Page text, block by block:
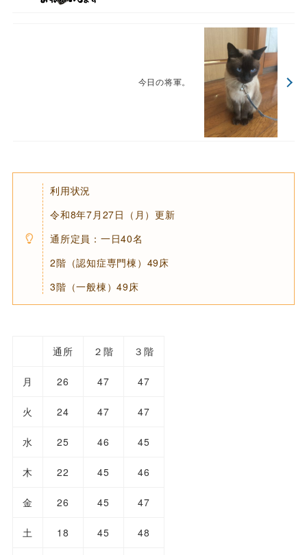
今日の将軍。
利用状況
令和8年7月27日（月）更新
通所定員：一日40名
2階（認知症専門棟）49床
3階（一般棟）49床
通所 ２階 ３階
月 26 47 47
火 24 47 47
水 25 46 45
木 22 45 46
金 26 45 47
土 18 45 48